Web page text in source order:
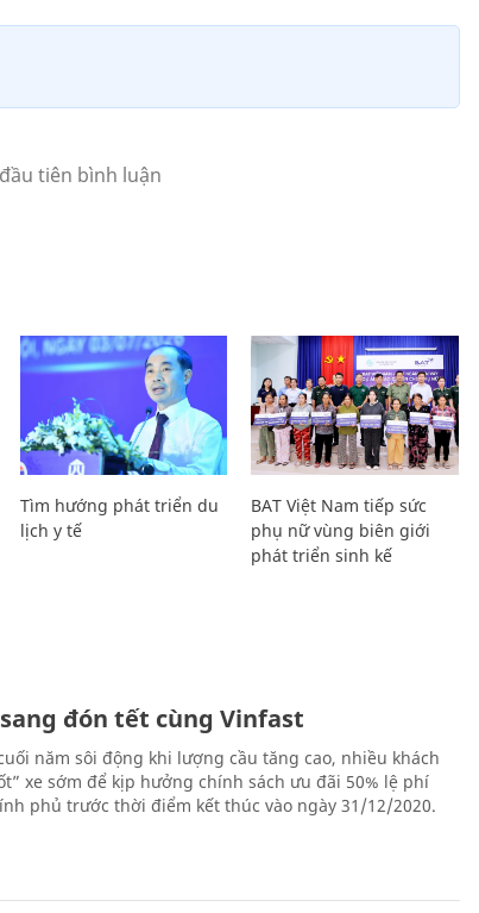
Tìm hướng phát triển du
lịch y tế
BAT Việt Nam tiếp sức
phụ nữ vùng biên giới
phát triển sinh kế
đón tết cùng Vinfast
năm sôi động khi lượng cầu tăng cao, nhiều khách
xe sớm để kịp hưởng chính sách ưu đãi 50% lệ phí
phủ trước thời điểm kết thúc vào ngày 31/12/2020.